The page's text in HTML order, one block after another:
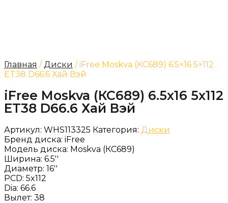
Главная /Диски / iFree Moskva (КС689) 6.5×16 5×112
ET38 D66.6 Хай Вэй
iFree Moskva (КС689) 6.5x16 5x112
ET38 D66.6 Хай Вэй
Артикул: WHS113325 Категория: Диски
Бренд диска: iFree
Модель диска: Moskva (КС689)
Ширина: 6.5''
Диаметр: 16''
PCD: 5x112
Dia: 66.6
Вылет: 38